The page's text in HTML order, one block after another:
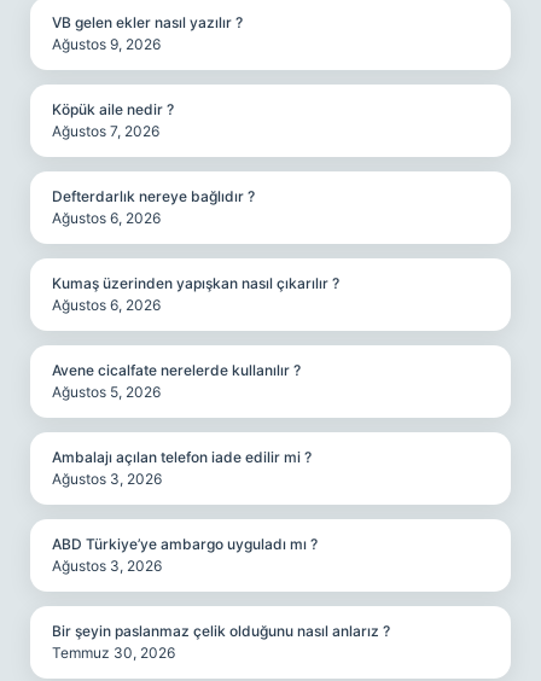
VB gelen ekler nasıl yazılır ?
Ağustos 9, 2026
Köpük aile nedir ?
Ağustos 7, 2026
Defterdarlık nereye bağlıdır ?
Ağustos 6, 2026
Kumaş üzerinden yapışkan nasıl çıkarılır ?
Ağustos 6, 2026
Avene cicalfate nerelerde kullanılır ?
Ağustos 5, 2026
Ambalajı açılan telefon iade edilir mi ?
Ağustos 3, 2026
ABD Türkiye’ye ambargo uyguladı mı ?
Ağustos 3, 2026
Bir şeyin paslanmaz çelik olduğunu nasıl anlarız ?
Temmuz 30, 2026